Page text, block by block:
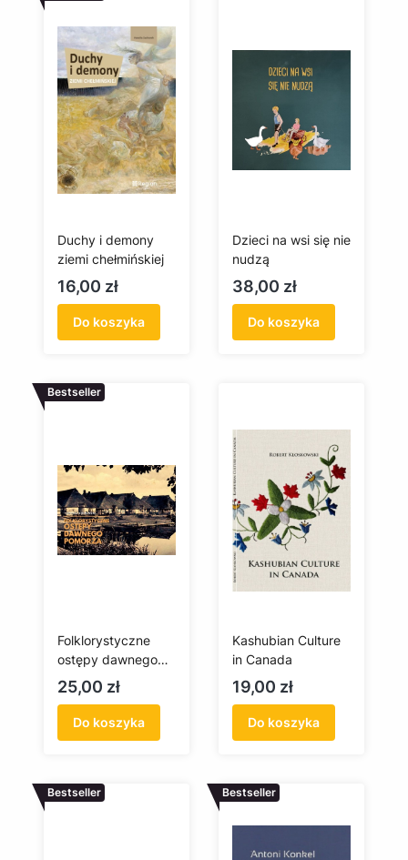
Duchy i demony
ziemi chełmińskiej
Cena
16,00 zł
Do koszyka
Dzieci na wsi się nie
nudzą
Cena
38,00 zł
Do koszyka
Bestseller
Folklorystyczne
ostępy dawnego
Pomorza
Cena
25,00 zł
Do koszyka
Kashubian Culture
in Canada
Cena
19,00 zł
Do koszyka
Bestseller Bestseller